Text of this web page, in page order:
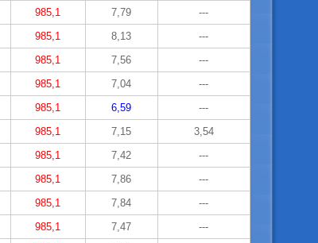
985,1 7,79
---
985,1 8,13
---
985,1 7,56
---
985,1 7,04
---
985,1 6,59
---
985,1 7,15
3,54
985,1 7,42
---
985,1 7,86
---
985,1 7,84
---
985,1 7,47
---